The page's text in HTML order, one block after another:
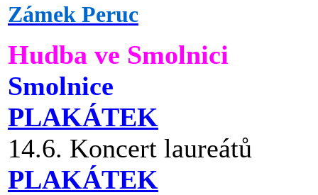
Zámek Peruc
Hudba ve Smolnici
Smolnice
PLAKÁTEK
14.6. Koncert laureátů
PLAKÁTEK